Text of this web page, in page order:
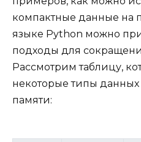
компактные данные на
языке Python можно
подходы для
Рассмотрим таблицу,
некоторые типы
памяти: